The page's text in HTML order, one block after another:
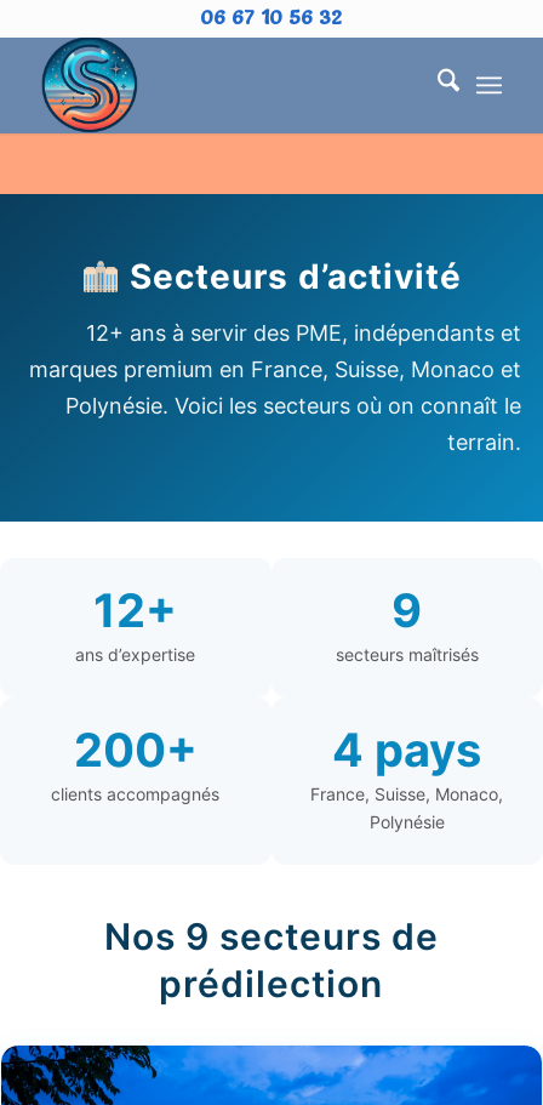
06 67 10 56 32
Secteurs d’activité
12+ ans à servir des PME, indépendants et
marques premium en France, Suisse, Monaco et
Polynésie. Voici les secteurs où on connaît le
terrain.
12+
ans d’expertise
9
secteurs maîtrisés
200+
clients accompagnés
4 pays
France, Suisse, Monaco,
Polynésie
Nos 9 secteurs de
prédilection